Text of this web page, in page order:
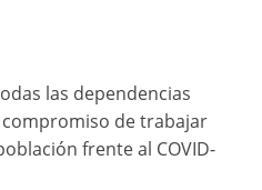
las dependencias
de trabajar
frente al COVID-